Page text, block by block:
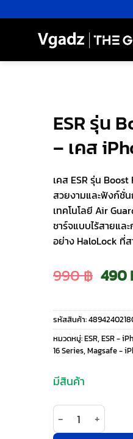
ไป
ESR รุ่น
– เคส
เคส ESR รุ่น
สวยงามและฟังก์ชั่
เทคโนโลยี Air
ชาร์จแบบไร้สายแล
อย่าง HaloLock ที่
990฿
price
was:
490
รหัสสินค้า:
หมวดหมู่:ESR, ESR -
16 Series, Magsafe -
มีสินค้า
จำนวน ESR รุ่น